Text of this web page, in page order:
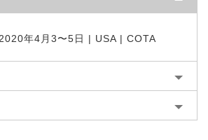
年4月3〜5日 | USA | COTA